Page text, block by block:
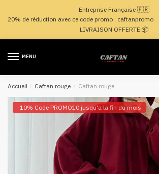
navigation
Entreprise Française 🇫🇷
20% de réduction avec ce code promo : caftanpromo
LIVRAISON OFFERTE 📦
MENU
Accueil / Caftan rouge / Caftan rouge
-10% Code PROMO10 jusqu'a la fin du mois